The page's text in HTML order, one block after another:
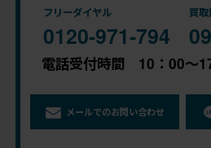
フリーダイヤル
0120-971-794
買
電話受付時間 10：00～
メールでのお問い合わせ